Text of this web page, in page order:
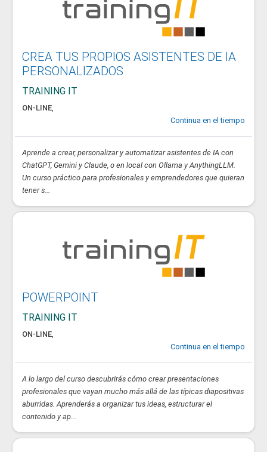
CREA TUS PROPIOS ASISTENTES DE IA
PERSONALIZADOS
TRAINING IT
ON-LINE,
Continua en el tiempo
Aprende a crear, personalizar y automatizar asistentes de IA con
ChatGPT, Gemini y Claude, o en local con Ollama y AnythingLLM.
Un curso práctico para profesionales y emprendedores que quieran
tener s...
POWERPOINT
TRAINING IT
ON-LINE,
Continua en el tiempo
A lo largo del curso descubrirás cómo crear presentaciones
profesionales que vayan mucho más allá de las típicas diapositivas
aburridas. Aprenderás a organizar tus ideas, estructurar el
contenido y ap...